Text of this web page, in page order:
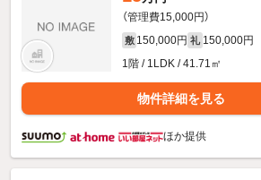
（管理費15,000円）
敷 150,000円 礼 150,000円
1階 / 1LDK / 41.71㎡
物件詳細を見る
ほか提供